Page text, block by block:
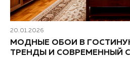
20.01.2026
МОДНЫЕ ОБОИ В
ТРЕНДЫ И СОВРЕМЕННЫЙ